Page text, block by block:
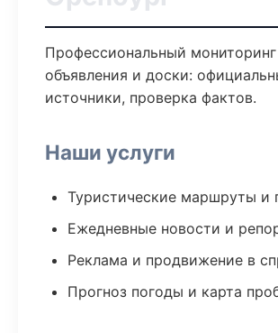
Профессиональный мониторинг
объявления и доски:
источники, проверка фактов.
Наши услуги
Туристические маршруты и
Ежедневные новости и
Реклама и продвижение в
Прогноз погоды и карта